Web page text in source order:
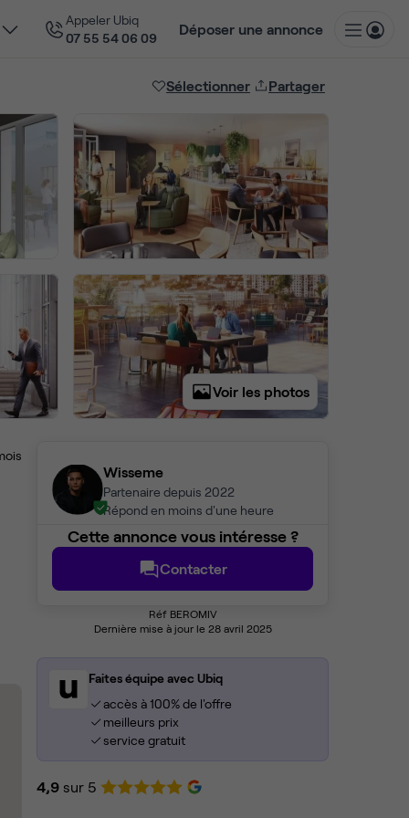
Appeler Ubiq
07 55 54 06 09
Déposer une annonce
Sélectionner Partager
Voir les photos
Wisseme
Partenaire depuis 2022
Répond en moins d'une heure
Cette annonce vous intéresse ?
Contacter
Réf BEROMIV
Dernière mise à jour le 28 avril 2025
Faites équipe avec Ubiq
accès à 100% de l'offre
meilleurs prix
service gratuit
4,9 sur 5